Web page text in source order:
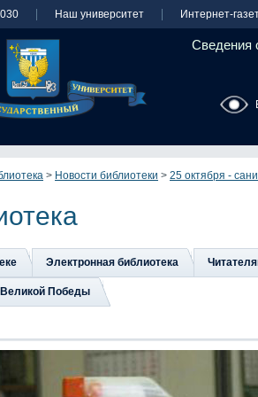
Наш университет Интернет-
Сведения
> Новости библиотеки > 25 октября -
Электронная библиотека
Победы